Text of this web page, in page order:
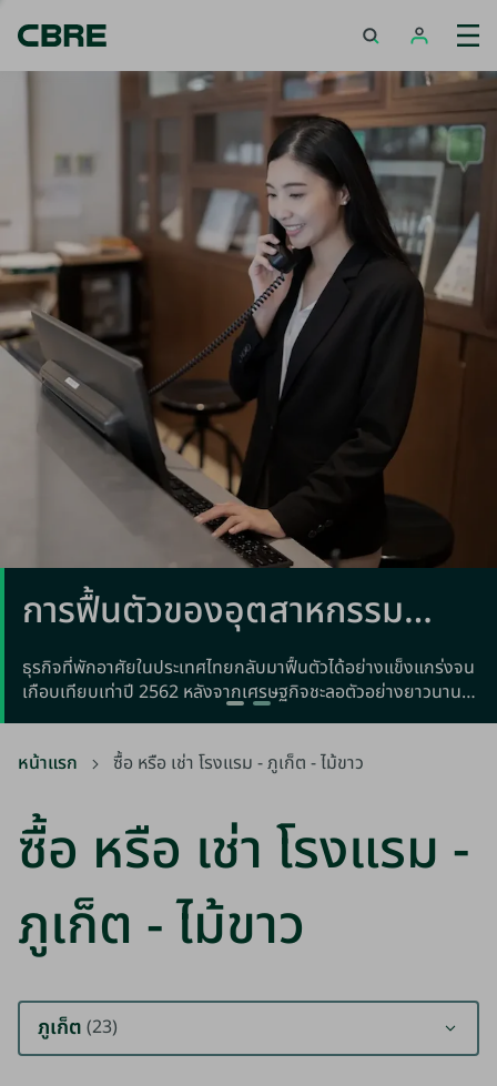
เอกสารสิทธิที่ดินในประเทศไทย
ทำความเข้าใจรายละเอียดที่ซับซ้อนของเอกสารสิทธิที่ดินใน
ประเทศไทยแต่ละประเภท
ซื้อ หรือ เช่า โรงแรม - ภูเก็ต - ไม้ขาว เทรนด์การค้นหายอดนิยม
หน้าแรก ซื้อ หรือ เช่า โรงแรม - ภูเก็ต - ไม้ขาว
ซื้อ หรือ เช่า โรงแรม -
ภูเก็ต - ไม้ขาว
ภูเก็ต (23)